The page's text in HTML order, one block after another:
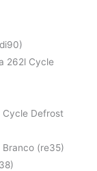
262l Cycle
Cycle Defrost
(re35)